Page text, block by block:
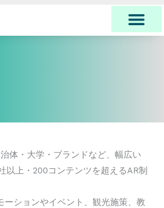
体・大学・ブランドなど、幅広い
以上・200コンテンツを超えるAR制
ーションやイベント、観光施策、教